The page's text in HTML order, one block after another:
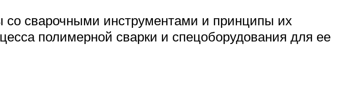
сварочными инструментами и принципы их
полимерной сварки и спецоборудования для ее